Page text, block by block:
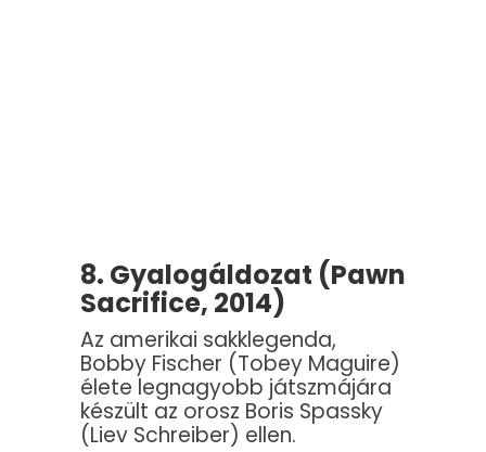
8. Gyalogáldozat (Pawn
Sacrifice, 2014)
Az amerikai sakklegenda,
Bobby Fischer (Tobey Maguire)
élete legnagyobb játszmájára
készült az orosz Boris Spassky
(Liev Schreiber) ellen.